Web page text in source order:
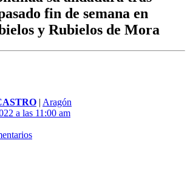
fin de semana en
y Rubielos de Mora
| Aragón
a las 11:00 am